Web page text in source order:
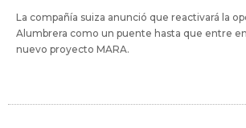
La compañía suiza anunció que reactivará la
Alumbrera como un puente hasta que entre
nuevo proyecto MARA.